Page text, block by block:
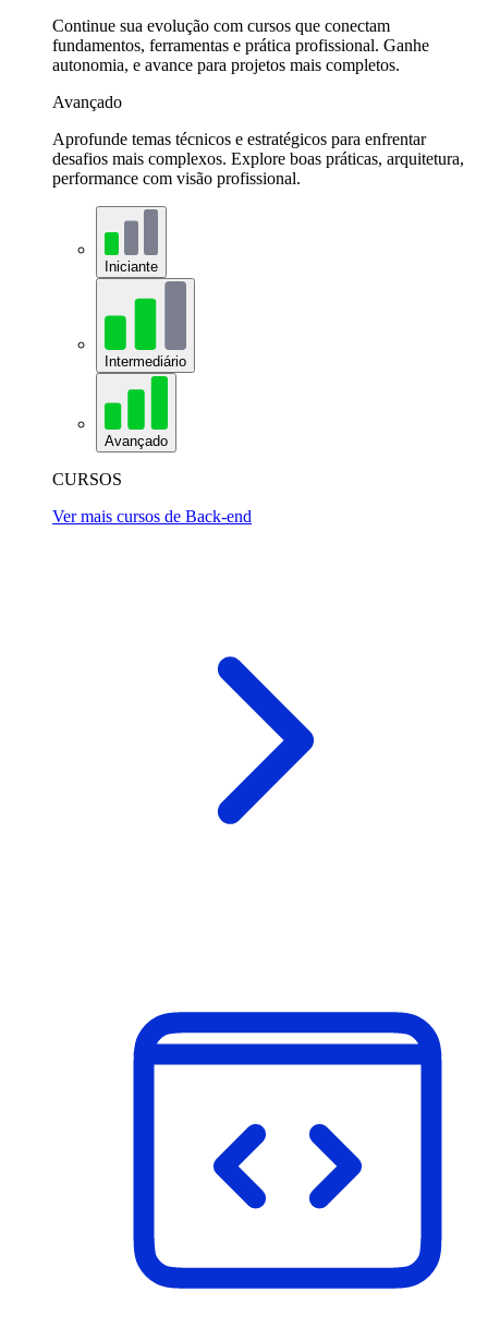
Continue sua evolução com cursos que conectam
fundamentos, ferramentas e prática profissional. Ganhe
autonomia, e avance para projetos mais completos.
Avançado
Aprofunde temas técnicos e estratégicos para enfrentar
desafios mais complexos. Explore boas práticas, arquitetura,
performance com visão profissional.
Iniciante
Intermediário
Avançado
CURSOS
Ver mais cursos de Back-end